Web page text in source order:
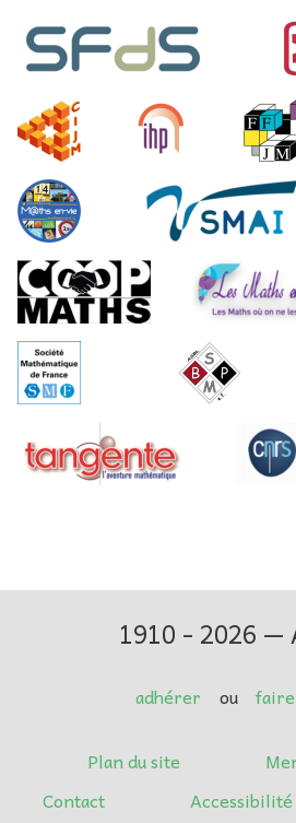
1910 - 2026 —
adhérer ou
Plan du site
Contact
Accessibilité